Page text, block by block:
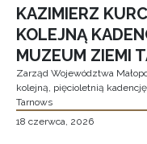
KAZIMIERZ
KOLEJNĄ
MUZEUM ZIEMI
Zarząd Województwa
kolejną, pięcioletnią
Tarnows
18 czerwca, 2026